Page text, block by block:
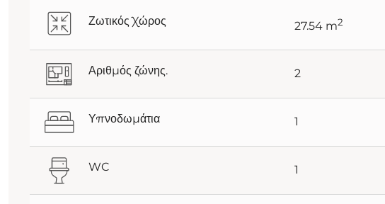
Ζωτικός Χώρος 27.54 m2
Αριθμός ζώνης. 2
Υπνοδωμάτια 1
WC 1